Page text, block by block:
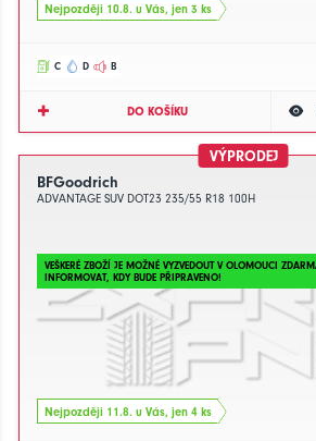
Nejpozději 10.8. u Vás, jen 3 ks
C D B
DO KOŠÍKU
VÝPRODEJ
BFGoodrich
ADVANTAGE SUV DOT23 235/55 R18 100H
VEŠKERÉ ZBOŽÍ JE MOŽNÉ VYZVEDOUT V OLOMOUCI
INFORMOVAT, KDY BUDE PŘIPRAVENO!
Nejpozději 11.8. u Vás, jen 4 ks